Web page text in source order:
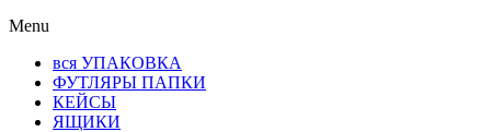
Menu
вся УПАКОВКА
ФУТЛЯРЫ ПАПКИ
КЕЙСЫ
ЯЩИКИ